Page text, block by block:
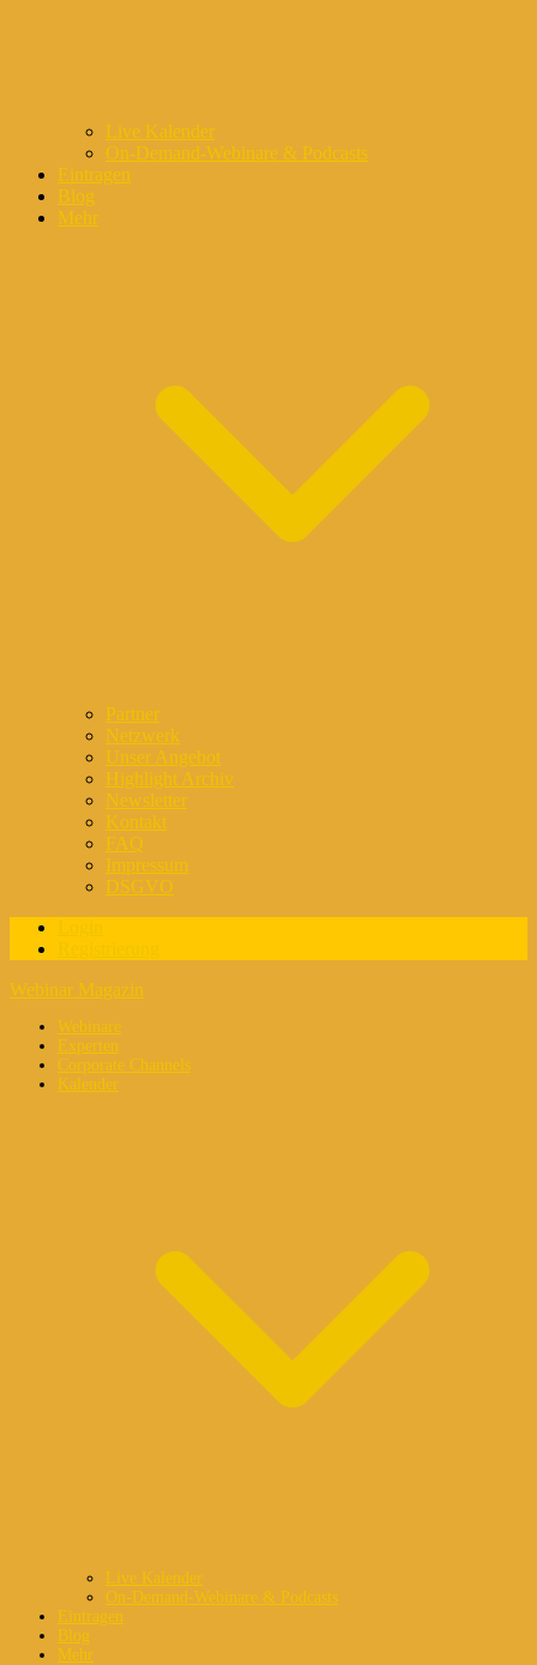
Live Kalender
On-Demand-Webinare & Podcasts
Eintragen
Blog
Mehr
Partner
Netzwerk
Unser Angebot
Highlight Archiv
Newsletter
Kontakt
FAQ
Impressum
DSGVO
Webinar Magazin
Webinare
Experten
Corporate Channels
Kalender
Live Kalender
On-Demand-Webinare & Podcasts
Eintragen
Blog
Mehr